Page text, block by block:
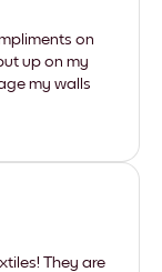
on
up on my
my walls
They are